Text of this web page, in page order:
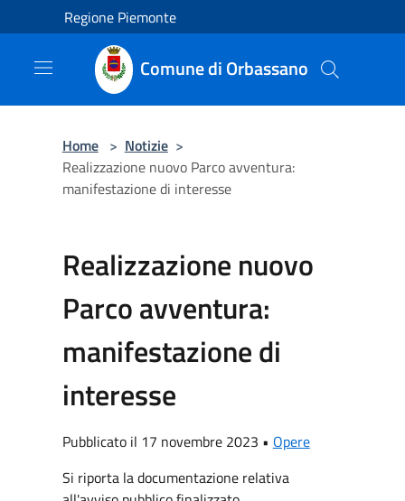
Salta al contenuto principale
Regione Piemonte
Comune di Orbassano
Home > Notizie >
Realizzazione nuovo Parco avventura:
manifestazione di interesse
Realizzazione nuovo
Parco avventura:
manifestazione di
interesse
Pubblicato il 17 novembre 2023 • Opere
Si riporta la documentazione relativa